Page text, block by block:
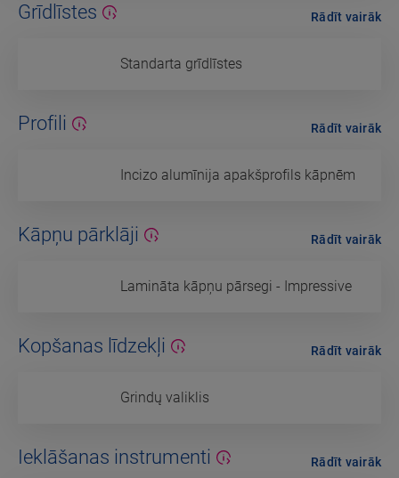
Grīdlīstes
Standarta grīdlīstes
Rādīt vairāk
Profili
Incizo alumīnija apakšprofils kāpnēm
Rādīt vairāk
Kāpņu pārklāji
Lamināta kāpņu pārsegi - Impressive
Rādīt vairāk
Kopšanas līdzekļi
Grindų valiklis
Rādīt vairāk
Ieklāšanas instrumenti Rādīt vairāk